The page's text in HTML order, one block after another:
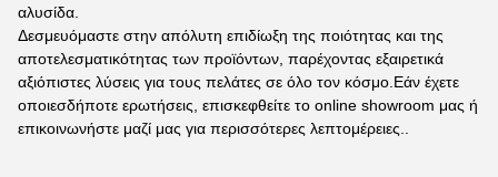
αλυσίδα.
Δεσμευόμαστε στην απόλυτη επιδίωξη της ποιότητας και της
αποτελεσματικότητας των προϊόντων, παρέχοντας εξαιρετικά
αξιόπιστες λύσεις για τους πελάτες σε όλο τον κόσμο.Εάν έχετε
οποιεσδήποτε ερωτήσεις, επισκεφθείτε το online showroom μας ή
επικοινωνήστε μαζί μας για περισσότερες λεπτομέρειες..